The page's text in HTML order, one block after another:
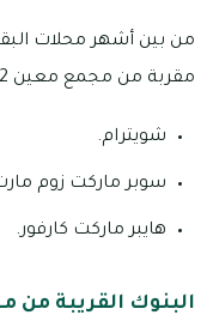
من بين أشهر محلات
مقربة من مجمع معين 2 ما يلي:
شويترام.
سوبر ماركت زوم
هايبر ماركت كارفور.
البنوك القريبة من